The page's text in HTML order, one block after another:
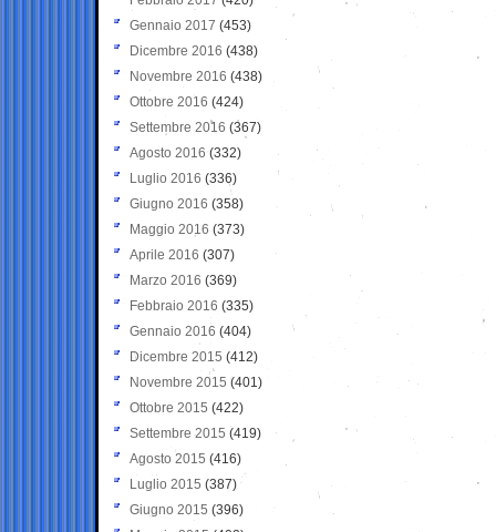
Gennaio 2017 (453)
Dicembre 2016 (438)
Novembre 2016 (438)
Ottobre 2016 (424)
Settembre 2016 (367)
Agosto 2016 (332)
Luglio 2016 (336)
Giugno 2016 (358)
Maggio 2016 (373)
Aprile 2016 (307)
Marzo 2016 (369)
Febbraio 2016 (335)
Gennaio 2016 (404)
Dicembre 2015 (412)
Novembre 2015 (401)
Ottobre 2015 (422)
Settembre 2015 (419)
Agosto 2015 (416)
Luglio 2015 (387)
Giugno 2015 (396)